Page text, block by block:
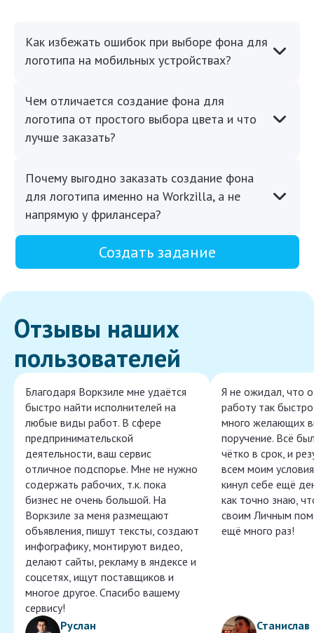
Как избежать ошибок при выборе фона для
логотипа на мобильных устройствах?
Чем отличается создание фона для
логотипа от простого выбора цвета и что
лучше заказать?
Почему выгодно заказать создание фона
для логотипа именно на Workzilla, а не
напрямую у фрилансера?
Создать задание
Отзывы наших
пользователей
Благодаря Воркзиле мне удаётся
быстро найти исполнителей на
любые виды работ. В сфере
предпринимательской
деятельности, ваш сервис
отличное подспорье. Мне не нужно
содержать рабочих, т.к. пока
бизнес не очень большой. На
Воркзиле за меня размещают
объявления, пишут тексты, создают
инфографику, монтируют видео,
делают сайты, рекламу в яндексе и
соцсетях, ищут поставщиков и
многое другое. Спасибо вашему
сервису!
Руслан
Я не ожидал, что
работу так
много желающих
поручение. Всё
чётко в срок, и
всем моим
кинул себе ещё
как точно знаю,
своим Личным
ещё много раз!
Станислав